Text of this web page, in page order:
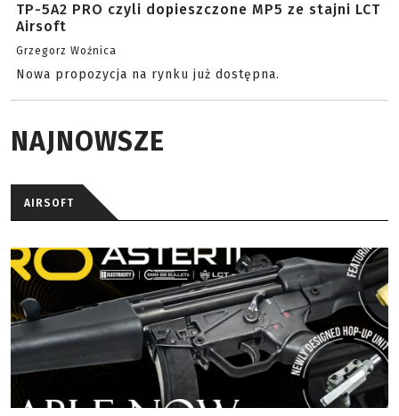
TP-5A2 PRO czyli dopieszczone MP5 ze stajni LCT
Airsoft
Grzegorz Woźnica
Nowa propozycja na rynku już dostępna.
NAJNOWSZE
AIRSOFT